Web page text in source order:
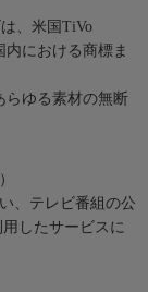
、米国TiVo
内における商標ま
らゆる素材の無断
、テレビ番組の公
したサービスに